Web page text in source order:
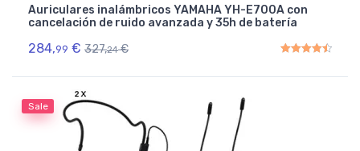
Auriculares inalámbricos YAMAHA YH-E700A con
cancelación de ruido avanzada y 35h de batería
284,99 € 327,24 €
Sale